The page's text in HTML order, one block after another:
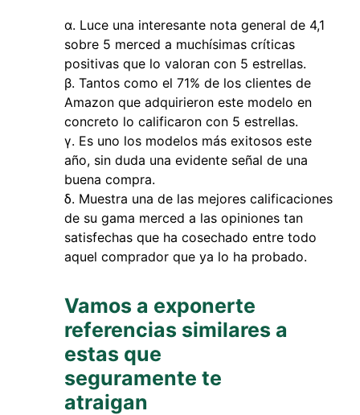
Luce una interesante nota general de 4,1
sobre 5 merced a muchísimas críticas
positivas que lo valoran con 5 estrellas.
Tantos como el 71% de los clientes de
Amazon que adquirieron este modelo en
concreto lo calificaron con 5 estrellas.
Es uno los modelos más exitosos este
año, sin duda una evidente señal de una
buena compra.
Muestra una de las mejores calificaciones
de su gama merced a las opiniones tan
satisfechas que ha cosechado entre todo
aquel comprador que ya lo ha probado.
Vamos a exponerte
referencias similares a
estas que
seguramente te
atraigan